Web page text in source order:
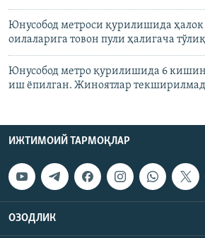
Юнусобод метроси қурилишида ҳалок
оилаларига товон пули ҳалигача
Юнусобод метро қурилишида 6
иш ёпилган. Жиноятлар
ИЖТИМОИЙ ТАРМОҚЛАР
ОЗОДЛИК